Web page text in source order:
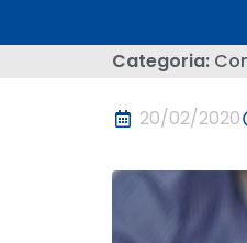
Categoria:
20/02/2020